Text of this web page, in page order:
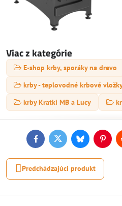
Viac z kategórie
E-shop krby, sporáky na drevo
krby - teplovodné krbové
krby Kratki MB a Lucy
FacebookTwitterBluesky
Predchádzajúci produkt